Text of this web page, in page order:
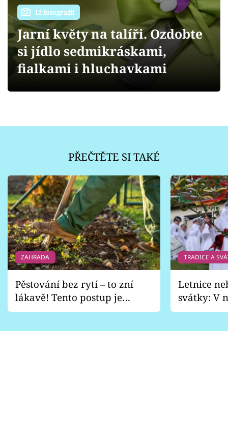
Přihlášení
Sledujte nás
12 fotografií
Jarní květy na talíři. Ozdobte
si jídlo sedmikráskami,
fialkami i hluchavkami
PŘEČTĚTE SI TAKÉ
ZAHRADA
Pěstování bez rytí – to zní
lákavě! Tento postup je
vhodný jen pro některé
TRADICE A
Letnice
svátky: V
pondělí